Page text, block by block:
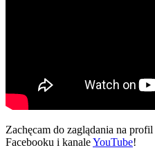
Zachęcam do zaglądania na profil
Facebooku i kanaleYouTube!